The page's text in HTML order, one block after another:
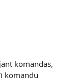
komandas,
komandų